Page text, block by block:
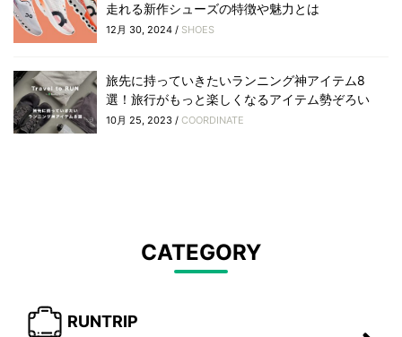
走れる新作シューズの特徴や魅力とは
12月 30, 2024 / SHOES
旅先に持っていきたいランニング神アイテム8
選！旅行がもっと楽しくなるアイテム勢ぞろい
10月 25, 2023 / COORDINATE
CATEGORY
RUNTRIP